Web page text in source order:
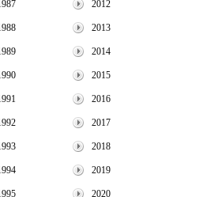
2012
2013
2014
2015
2016
2017
2018
2019
2020